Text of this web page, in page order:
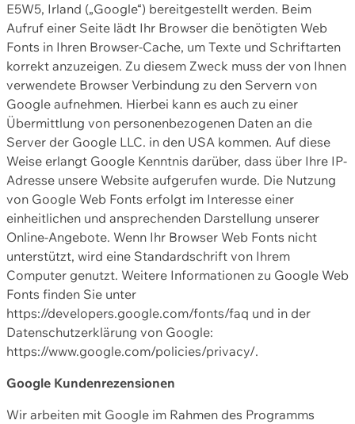
E5W5, Irland („Google“) bereitgestellt werden. Beim
Aufruf einer Seite lädt Ihr Browser die benötigten Web
Fonts in Ihren Browser-Cache, um Texte und Schriftarten
korrekt anzuzeigen. Zu diesem Zweck muss der von Ihnen
verwendete Browser Verbindung zu den Servern von
Google aufnehmen. Hierbei kann es auch zu einer
Übermittlung von personenbezogenen Daten an die
Server der Google LLC. in den USA kommen. Auf diese
Weise erlangt Google Kenntnis darüber, dass über Ihre IP-
Adresse unsere Website aufgerufen wurde. Die Nutzung
von Google Web Fonts erfolgt im Interesse einer
einheitlichen und ansprechenden Darstellung unserer
Online-Angebote. Wenn Ihr Browser Web Fonts nicht
unterstützt, wird eine Standardschrift von Ihrem
Computer genutzt. Weitere Informationen zu Google Web
Fonts finden Sie unter
https://developers.google.com/fonts/faq und in der
Datenschutzerklärung von Google:
https://www.google.com/policies/privacy/.
Google Kundenrezensionen
Wir arbeiten mit Google im Rahmen des Programms